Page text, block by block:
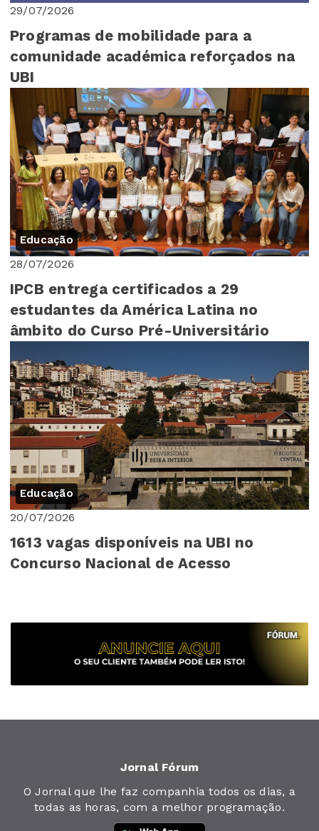
29/07/2026
Programas de mobilidade para a
comunidade académica reforçados na
UBI
Educação
28/07/2026
IPCB entrega certificados a 29
estudantes da América Latina no
âmbito do Curso Pré-Universitário
Educação
20/07/2026
1613 vagas disponíveis na UBI no
Concurso Nacional de Acesso
Jornal Fórum
O Jornal que lhe faz companhia todos os dias, a
todas as horas, com a melhor programação.